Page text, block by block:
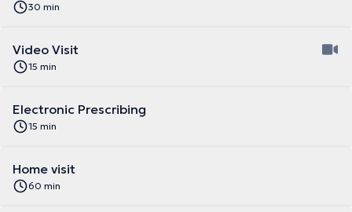
30 min
Video Visit
15 min
Electronic Prescribing
15 min
Home visit
60 min